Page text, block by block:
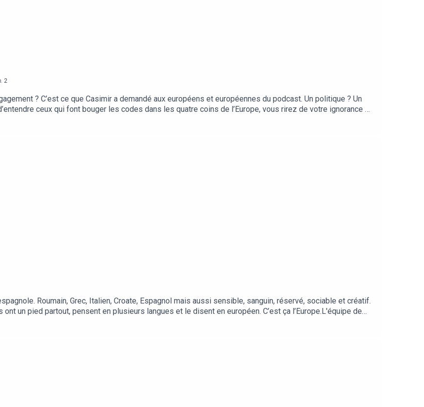
2
? C’est ce que Casimir a demandé aux européens et européennes du podcast. Un politique ? Un
ceux qui font bouger les codes dans les quatre coins de l’Europe, vous rirez de votre ignorance et
pays.
Roumain, Grec, Italien, Croate, Espagnol mais aussi sensible, sanguin, réservé, sociable et créatif.
un pied partout, pensent en plusieurs langues et le disent en européen. C’est ça l’Europe.L'équipe de
premier épisode, on discute Pop-Culture avec Joe, Ruben et Denis !C'est quoi la Pop-Culture ?
Lifestyle, mode, technologies, la pop-culture est présente partout, y compris dans les pays européens.